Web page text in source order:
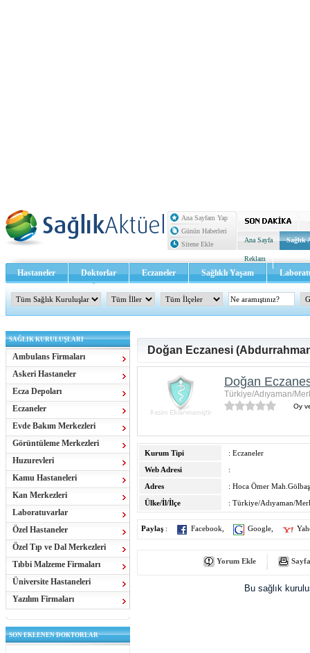
Ana Sayfam Yap
Günün Haberleri
Sitene Ekle
Ana Sayfa Sağlık
Reklam
Hastaneler Doktorlar Eczaneler Sağlıklı Yaşam
Sağlık TV - Video İletişim
SAĞLIK KURULUŞLARI
Ambulans Firmaları
Askeri Hastaneler
Ecza Depoları
Eczaneler
Evde Bakım Merkezleri
Görüntüleme Merkezleri
Huzurevleri
Kamu Hastaneleri
Kan Merkezleri
Laboratuvarlar
Özel Hastaneler
Özel Tıp ve Dal Merkezleri
Tıbbi Malzeme Firmaları
Üniversite Hastaneleri
Yazılım Firmaları
SON EKLENEN DOKTORLAR
Doğan Eczanesi
Doğan
Türkiye/Adıyaman/
Oy
Kurum Tipi
: Eczaneler
Web Adresi
:
Adres
: Hoca Ömer
Ülke/İl/İlçe
: Türkiye/Adıyaman/
Paylaş : Facebook Google
Yorum Ekle
Bu sağlık